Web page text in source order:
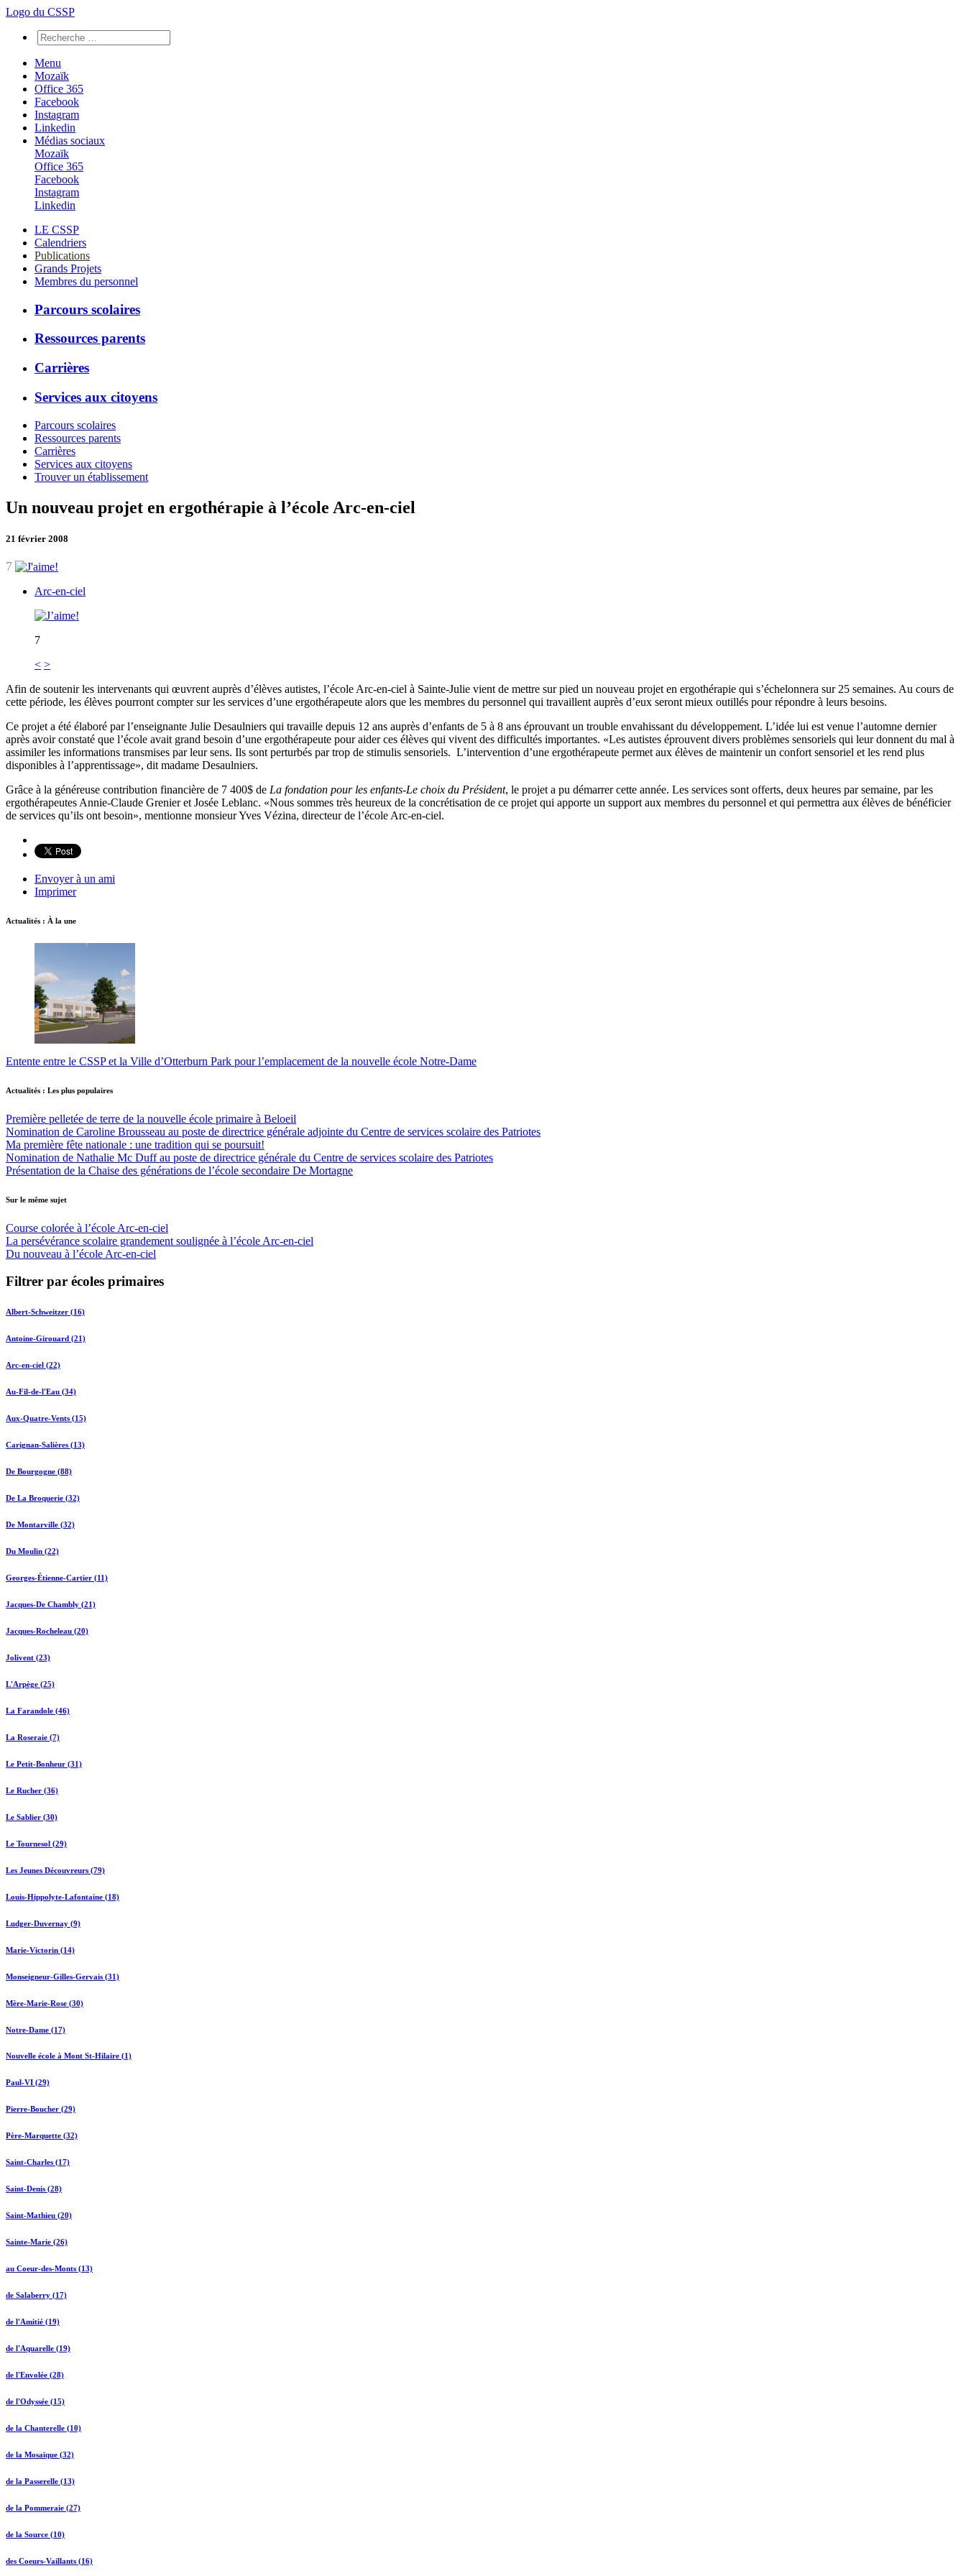
Logo du CSSP
Menu
Mozaïk
Office 365
Facebook
Instagram
Linkedin
Médias sociaux
Mozaïk
Office 365
Facebook
Instagram
Linkedin
LE CSSP
Calendriers
Publications
Grands Projets
Membres du personnel
Parcours scolaires
Ressources parents
Carrières
Services aux citoyens
Parcours scolaires
Ressources parents
Carrières
Services aux citoyens
Trouver un établissement
Un nouveau projet en ergothérapie à l’école Arc-en-ciel
21 février 2008
7
Arc-en-ciel
7
< >
Afin de soutenir les intervenants qui œuvrent auprès d’élèves autistes, l’école Arc-en-ciel à Sainte-Julie vient de mettre sur pied un nouveau projet en ergothérapie qui s’échelonnera sur 25 semaines. Au cours de
cette période, les élèves pourront compter sur les services d’une ergothérapeute alors que les membres du personnel qui travaillent auprès d’eux seront mieux outillés pour répondre à leurs besoins.
Ce projet a été élaboré par l’enseignante Julie Desaulniers qui travaille depuis 12 ans auprès d’enfants de 5 à 8 ans éprouvant un trouble envahissant du développement. L’idée lui est venue l’automne dernier
après avoir constaté que l’école avait grand besoin d’une ergothérapeute pour aider ces élèves qui vivent des difficultés importantes. «Les autistes éprouvent divers problèmes sensoriels qui leur donnent du mal à
assimiler les informations transmises par leur sens. Ils sont perturbés par trop de stimulis sensoriels. L’intervention d’une ergothérapeute permet aux élèves de maintenir un confort sensoriel et les rend plus
disponibles à l’apprentissage», dit madame Desaulniers.
Grâce à la généreuse contribution financière de 7 400$ de La fondation pour les enfants-Le choix du Président, le projet a pu démarrer cette année. Les services sont offerts, deux heures par semaine, par les
ergothérapeutes Annie-Claude Grenier et Josée Leblanc. «Nous sommes très heureux de la concrétisation de ce projet qui apporte un support aux membres du personnel et qui permettra aux élèves de bénéficier
de services qu’ils ont besoin», mentionne monsieur Yves Vézina, directeur de l’école Arc-en-ciel.
Envoyer à un ami
Imprimer
Actualités : À la une
Entente entre le CSSP et la Ville d’Otterburn Park pour l’emplacement de la nouvelle école Notre-Dame
Actualités : Les plus populaires
Première pelletée de terre de la nouvelle école primaire à Beloeil
Nomination de Caroline Brousseau au poste de directrice générale adjointe du Centre de services scolaire des Patriotes
Ma première fête nationale : une tradition qui se poursuit!
Nomination de Nathalie Mc Duff au poste de directrice générale du Centre de services scolaire des Patriotes
Présentation de la Chaise des générations de l’école secondaire De Mortagne
Sur le même sujet
Course colorée à l’école Arc-en-ciel
La persévérance scolaire grandement soulignée à l’école Arc-en-ciel
Du nouveau à l’école Arc-en-ciel
Filtrer par écoles primaires
Albert-Schweitzer (16)
Antoine-Girouard (21)
Arc-en-ciel (22)
Au-Fil-de-l'Eau (34)
Aux-Quatre-Vents (15)
Carignan-Salières (13)
De Bourgogne (88)
De La Broquerie (32)
De Montarville (32)
Du Moulin (22)
Georges-Étienne-Cartier (11)
Jacques-De Chambly (21)
Jacques-Rocheleau (20)
Jolivent (23)
L'Arpège (25)
La Farandole (46)
La Roseraie (7)
Le Petit-Bonheur (31)
Le Rucher (36)
Le Sablier (30)
Le Tournesol (29)
Les Jeunes Découvreurs (79)
Louis-Hippolyte-Lafontaine (18)
Ludger-Duvernay (9)
Marie-Victorin (14)
Monseigneur-Gilles-Gervais (31)
Mère-Marie-Rose (30)
Notre-Dame (17)
Nouvelle école à Mont St-Hilaire (1)
Paul-VI (29)
Pierre-Boucher (29)
Père-Marquette (32)
Saint-Charles (17)
Saint-Denis (28)
Saint-Mathieu (20)
Sainte-Marie (26)
au Coeur-des-Monts (13)
de Salaberry (17)
de l'Amitié (19)
de l'Aquarelle (19)
de l'Envolée (28)
de l'Odyssée (15)
de la Chanterelle (10)
de la Mosaïque (32)
de la Passerelle (13)
de la Pommeraie (27)
de la Source (10)
des Coeurs-Vaillants (16)